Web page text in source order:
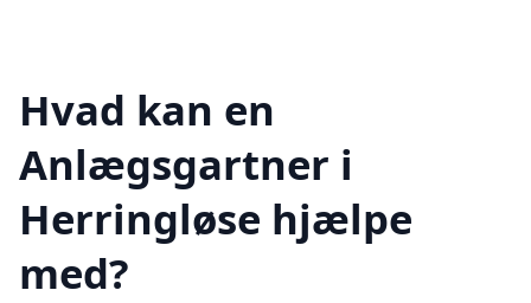
Hvad kan en
Anlægsgartner i
Herringløse hjælpe
med?